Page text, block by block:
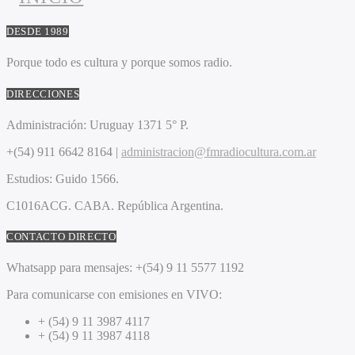
DESDE 1989
Porque todo es cultura y porque somos radio.
DIRECCIONES
Administración: Uruguay 1371 5° P.
+(54) 911 6642 8164 | administracion@fmradiocultura.com.ar
Estudios: Guido 1566.
C1016ACG. CABA. República Argentina.
CONTACTO DIRECTO
Whatsapp para mensajes: +(54) 9 11 5577 1192
Para comunicarse con emisiones en VIVO:
+ (54) 9 11 3987 4117
+ (54) 9 11 3987 4118